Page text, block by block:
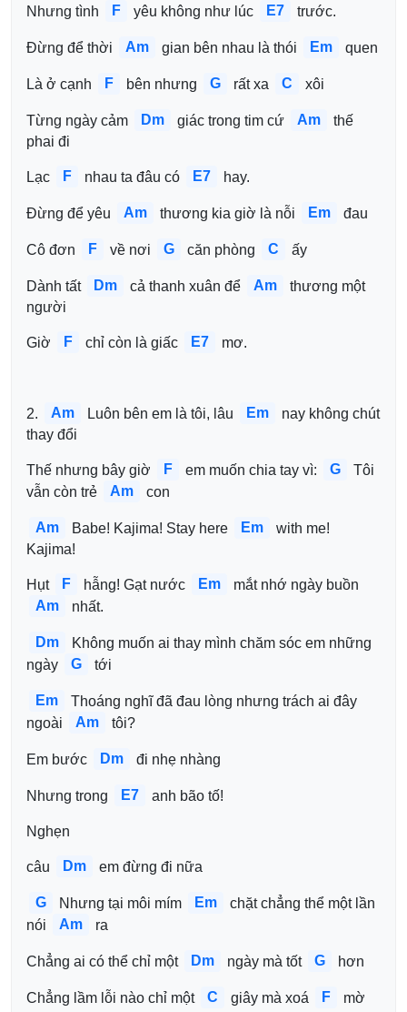
Nhưng tình F yêu không như lúc E7 trước.
Đừng để thời Am gian bên nhau là thói Em
Là ở cạnh F bên nhưng G rất xa C xôi
Từng ngày cảm Dm giác trong tim cứ Am
thế
phai đi
Lạc F nhau ta đâu có E7 hay.
Đừng để yêu Am thương kia giờ là nỗi Em đau
Cô đơn F về nơi G căn phòng C ấy
Dành tất Dm cả thanh xuân để Am
thương một
người
Giờ F chỉ còn là giấc E7 mơ.
2. Am Luôn bên em là tôi, lâu Em
nay không chút
thay đổi
Thế nhưng bây giờ F em muốn chia tay vì: G
Tôi
vẫn còn trẻ
Am con
Am Babe! Kajima! Stay here Em
with me!
Kajima!
Hụt F hẫng! Gạt nước Em
mắt nhớ ngày buồn
Am
nhất.
Dm
Không muốn ai thay mình chăm sóc em những
ngày
G tới
Em
Thoáng nghĩ đã đau lòng nhưng trách ai đây
ngoài
Am tôi?
Em bước Dm đi nhẹ nhàng
Nhưng trong E7 anh bão tố!
Nghẹn
câu Dm em đừng đi nữa
G Nhưng tại môi mím Em
chặt chẳng thể một lần
nói
Am ra
Chẳng ai có thể chỉ một Dm ngày mà tốt G hơn
Chẳng lầm lỗi nào chỉ một C giây mà xoá F mờ